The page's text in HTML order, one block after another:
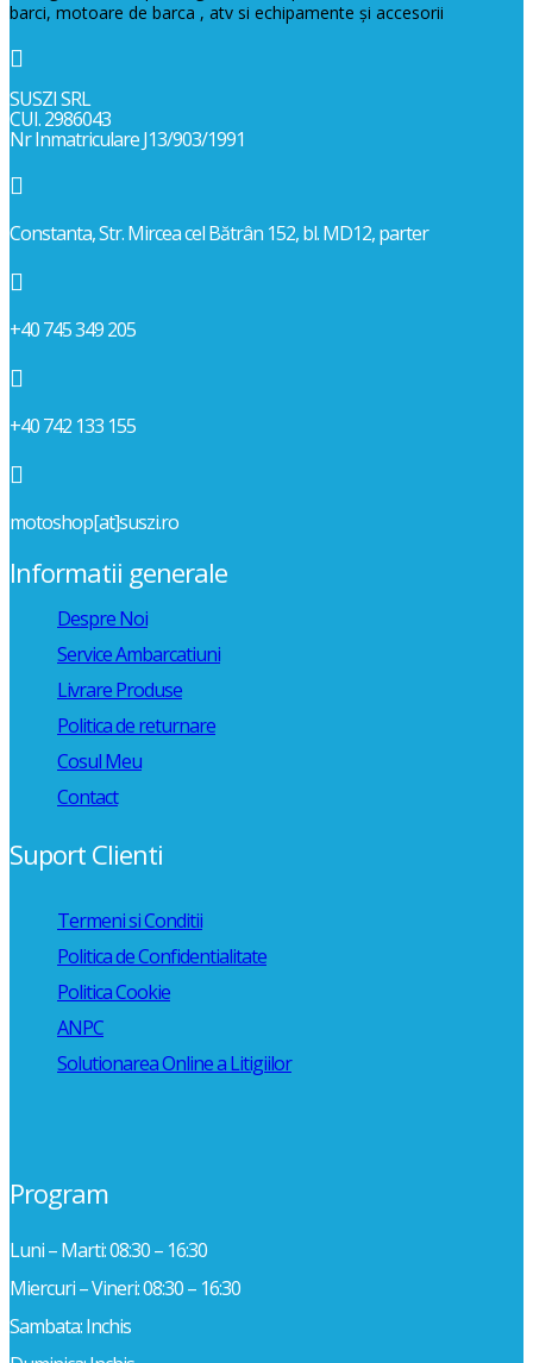

SUSZI SRL
CUI. 2986043
Nr Inmatriculare J13/903/1991

Constanta, Str. Mircea cel Bătrân 152, bl. MD12, parter

+40 745 349 205

+40 742 133 155

motoshop[at]suszi.ro
Informatii generale
Despre Noi
Service Ambarcatiuni
Livrare Produse
Politica de returnare
Cosul Meu
Contact
Suport Clienti
Termeni si Conditii
Politica de Confidentialitate
Politica Cookie
ANPC
Solutionarea Online a Litigiilor
Program
Luni – Marti: 08:30 – 16:30
Miercuri – Vineri: 08:30 – 16:30
Sambata: Inchis